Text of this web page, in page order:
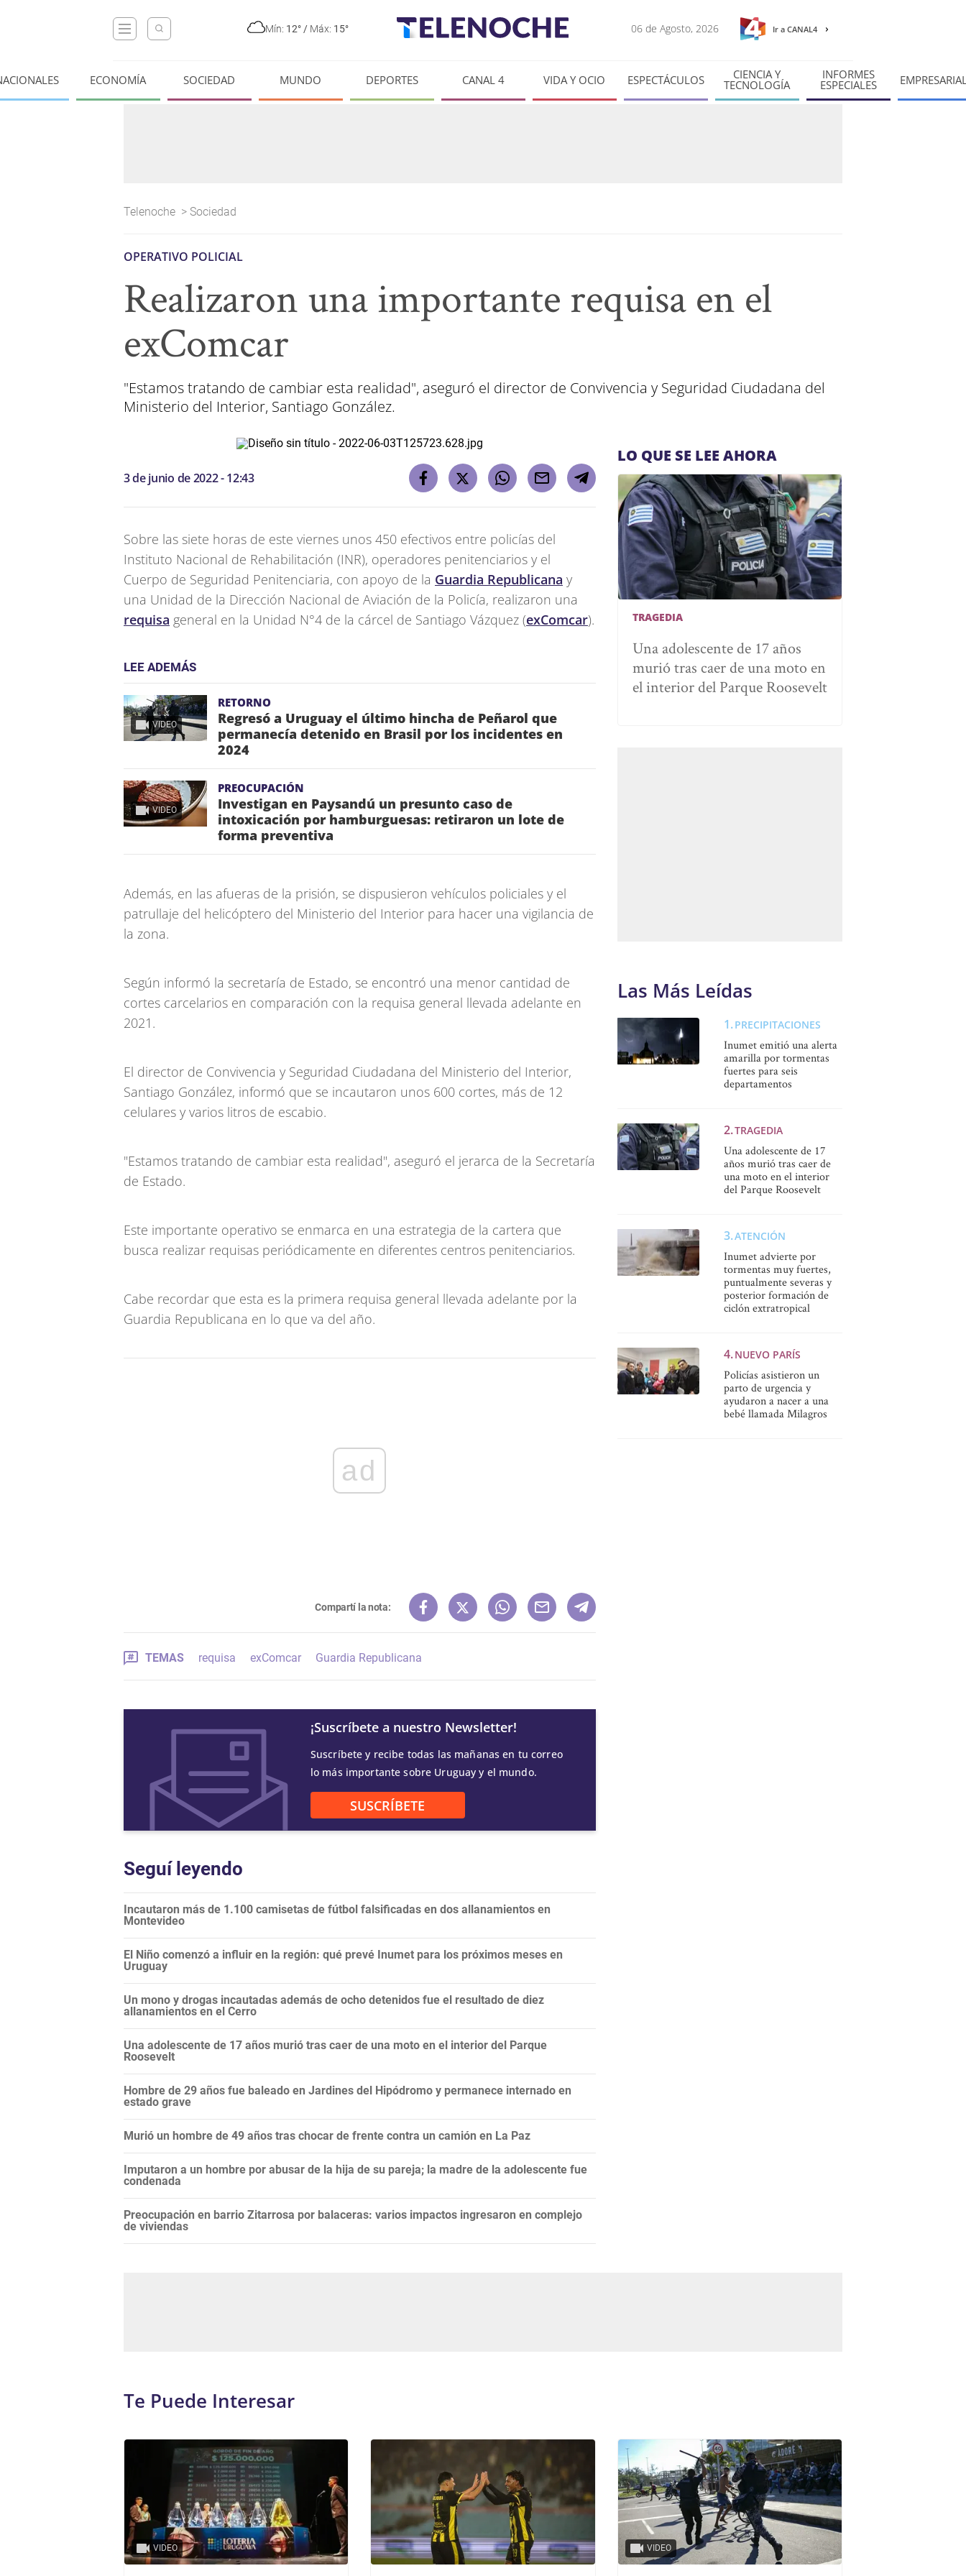
Mín: 12° / Máx: 15° 06 de Agosto, 2026 Ir a CANAL4
ECONOMÍA SOCIEDAD MUNDO DEPORTES CANAL 4 VIDA Y OCIO ESPECTÁCULOS CIENCIA Y
TECNOLOGÍA
INFORMES
ESPECIALES
Telenoche > Sociedad
OPERATIVO POLICIAL
Realizaron una importante requisa en el
exComcar
"Estamos tratando de cambiar esta realidad", aseguró el director de Convivencia y Seguridad Ciudadana del
Ministerio del Interior, Santiago González.
3 de junio de 2022 - 12:43
Sobre las siete horas de este viernes unos 450 efectivos entre policías del
Instituto Nacional de Rehabilitación (INR), operadores penitenciarios y el
Cuerpo de Seguridad Penitenciaria, con apoyo de la Guardia Republicana y
una Unidad de la Dirección Nacional de Aviación de la Policía, realizaron una
requisa general en la Unidad N°4 de la cárcel de Santiago Vázquez (exComcar).
LEE ADEMÁS
VIDEO
RETORNO
Regresó a Uruguay el último hincha de Peñarol que
permanecía detenido en Brasil por los incidentes en
2024
VIDEO
PREOCUPACIÓN
Investigan en Paysandú un presunto caso de
intoxicación por hamburguesas: retiraron un lote de
forma preventiva
Además, en las afueras de la prisión, se dispusieron vehículos policiales y el
patrullaje del helicóptero del Ministerio del Interior para hacer una vigilancia de
la zona.
Según informó la secretaría de Estado, se encontró una menor cantidad de
cortes carcelarios en comparación con la requisa general llevada adelante en
2021.
El director de Convivencia y Seguridad Ciudadana del Ministerio del Interior,
Santiago González, informó que se incautaron unos 600 cortes, más de 12
celulares y varios litros de escabio.
"Estamos tratando de cambiar esta realidad", aseguró el jerarca de la Secretaría
de Estado.
Este importante operativo se enmarca en una estrategia de la cartera que
busca realizar requisas periódicamente en diferentes centros penitenciarios.
Cabe recordar que esta es la primera requisa general llevada adelante por la
Guardia Republicana en lo que va del año.
ad
Compartí la nota:
TEMAS requisa exComcar Guardia Republicana
¡Suscríbete a nuestro Newsletter!
Suscríbete y recibe todas las mañanas en tu correo
lo más importante sobre Uruguay y el mundo.
SUSCRÍBETE
Seguí leyendo
Incautaron más de 1.100 camisetas de fútbol falsificadas en dos allanamientos en
Montevideo
El Niño comenzó a influir en la región: qué prevé Inumet para los próximos meses en
Uruguay
Un mono y drogas incautadas además de ocho detenidos fue el resultado de diez
allanamientos en el Cerro
Una adolescente de 17 años murió tras caer de una moto en el interior del Parque
Roosevelt
Hombre de 29 años fue baleado en Jardines del Hipódromo y permanece internado en
estado grave
Murió un hombre de 49 años tras chocar de frente contra un camión en La Paz
Imputaron a un hombre por abusar de la hija de su pareja; la madre de la adolescente fue
condenada
Preocupación en barrio Zitarrosa por balaceras: varios impactos ingresaron en complejo
de viviendas
LO QUE SE LEE AHORA
TRAGEDIA
Una adolescente de 17 años
murió tras caer de una moto en
el interior del Parque Roosevelt
Las Más Leídas
PRECIPITACIONES
Inumet emitió una alerta
amarilla por tormentas
fuertes para seis
departamentos
TRAGEDIA
Una adolescente de 17
años murió tras caer de
una moto en el interior
del Parque Roosevelt
ATENCIÓN
Inumet advierte por
tormentas muy fuertes,
puntualmente severas y
posterior formación de
ciclón extratropical
NUEVO PARÍS
Policías asistieron un
parto de urgencia y
ayudaron a nacer a una
bebé llamada Milagros
Te Puede Interesar
VIDEO VIDEO